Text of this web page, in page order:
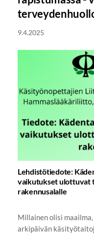
9.4.2025
Lehdistötiedote:
vaikutukset ulottuvat
rakennusalalle
Millainen olisi
arkipäivän